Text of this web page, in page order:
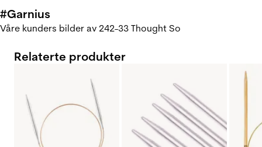
#Garnius
Våre kunders bilder av 242-33 Thought So
Relaterte produkter